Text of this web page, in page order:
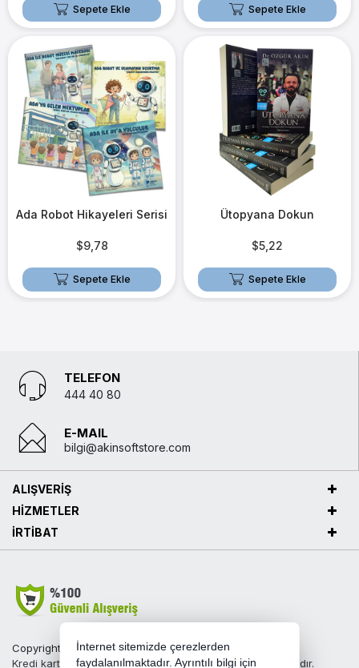
Sepete Ekle Sepete Ekle
Ada Robot Hikayeleri Serisi
$9,78
Sepete Ekle
Ütopyana Dokun
$5,22
Sepete Ekle
TELEFON
444 40 80
E-MAIL
bilgi@akinsoftstore.com
ALIŞVERİŞ
HİZMETLER
İRTİBAT
Copyright 2026 akinsoftstore.com - Tüm hakları saklıdır.
Kredi kartı bilgileriniz 256bit SSL sertifikası ile korunmaktadır.
İnternet sitemizde çerezlerden
faydalanılmaktadır. Ayrıntılı bilgi için